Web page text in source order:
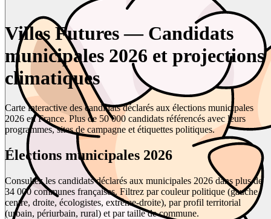
Villes Futures — Candidats
municipales 2026 et projections
climatiques
Carte interactive des candidats déclarés aux élections municipales
2026 en France. Plus de 50 000 candidats référencés avec leurs
programmes, sites de campagne et étiquettes politiques.
Élections municipales 2026
Consultez les candidats déclarés aux municipales 2026 dans plus de
34 000 communes françaises. Filtrez par couleur politique (gauche,
centre, droite, écologistes, extrême-droite), par profil territorial
(urbain, périurbain, rural) et par taille de commune.